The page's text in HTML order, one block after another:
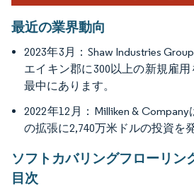
最近の業界動向
2023年3月：Shaw Industries
エイキン郡に300以上の新規雇
最中にあります。
2022年12月：Milliken &
の拡張に2,740万米ドルの投資を
ソフトカバリングフローリン
目次